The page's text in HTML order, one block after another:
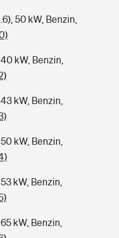
50 kW, Benzin,
kW, Benzin,
kW, Benzin,
kW, Benzin,
kW, Benzin,
kW, Benzin,